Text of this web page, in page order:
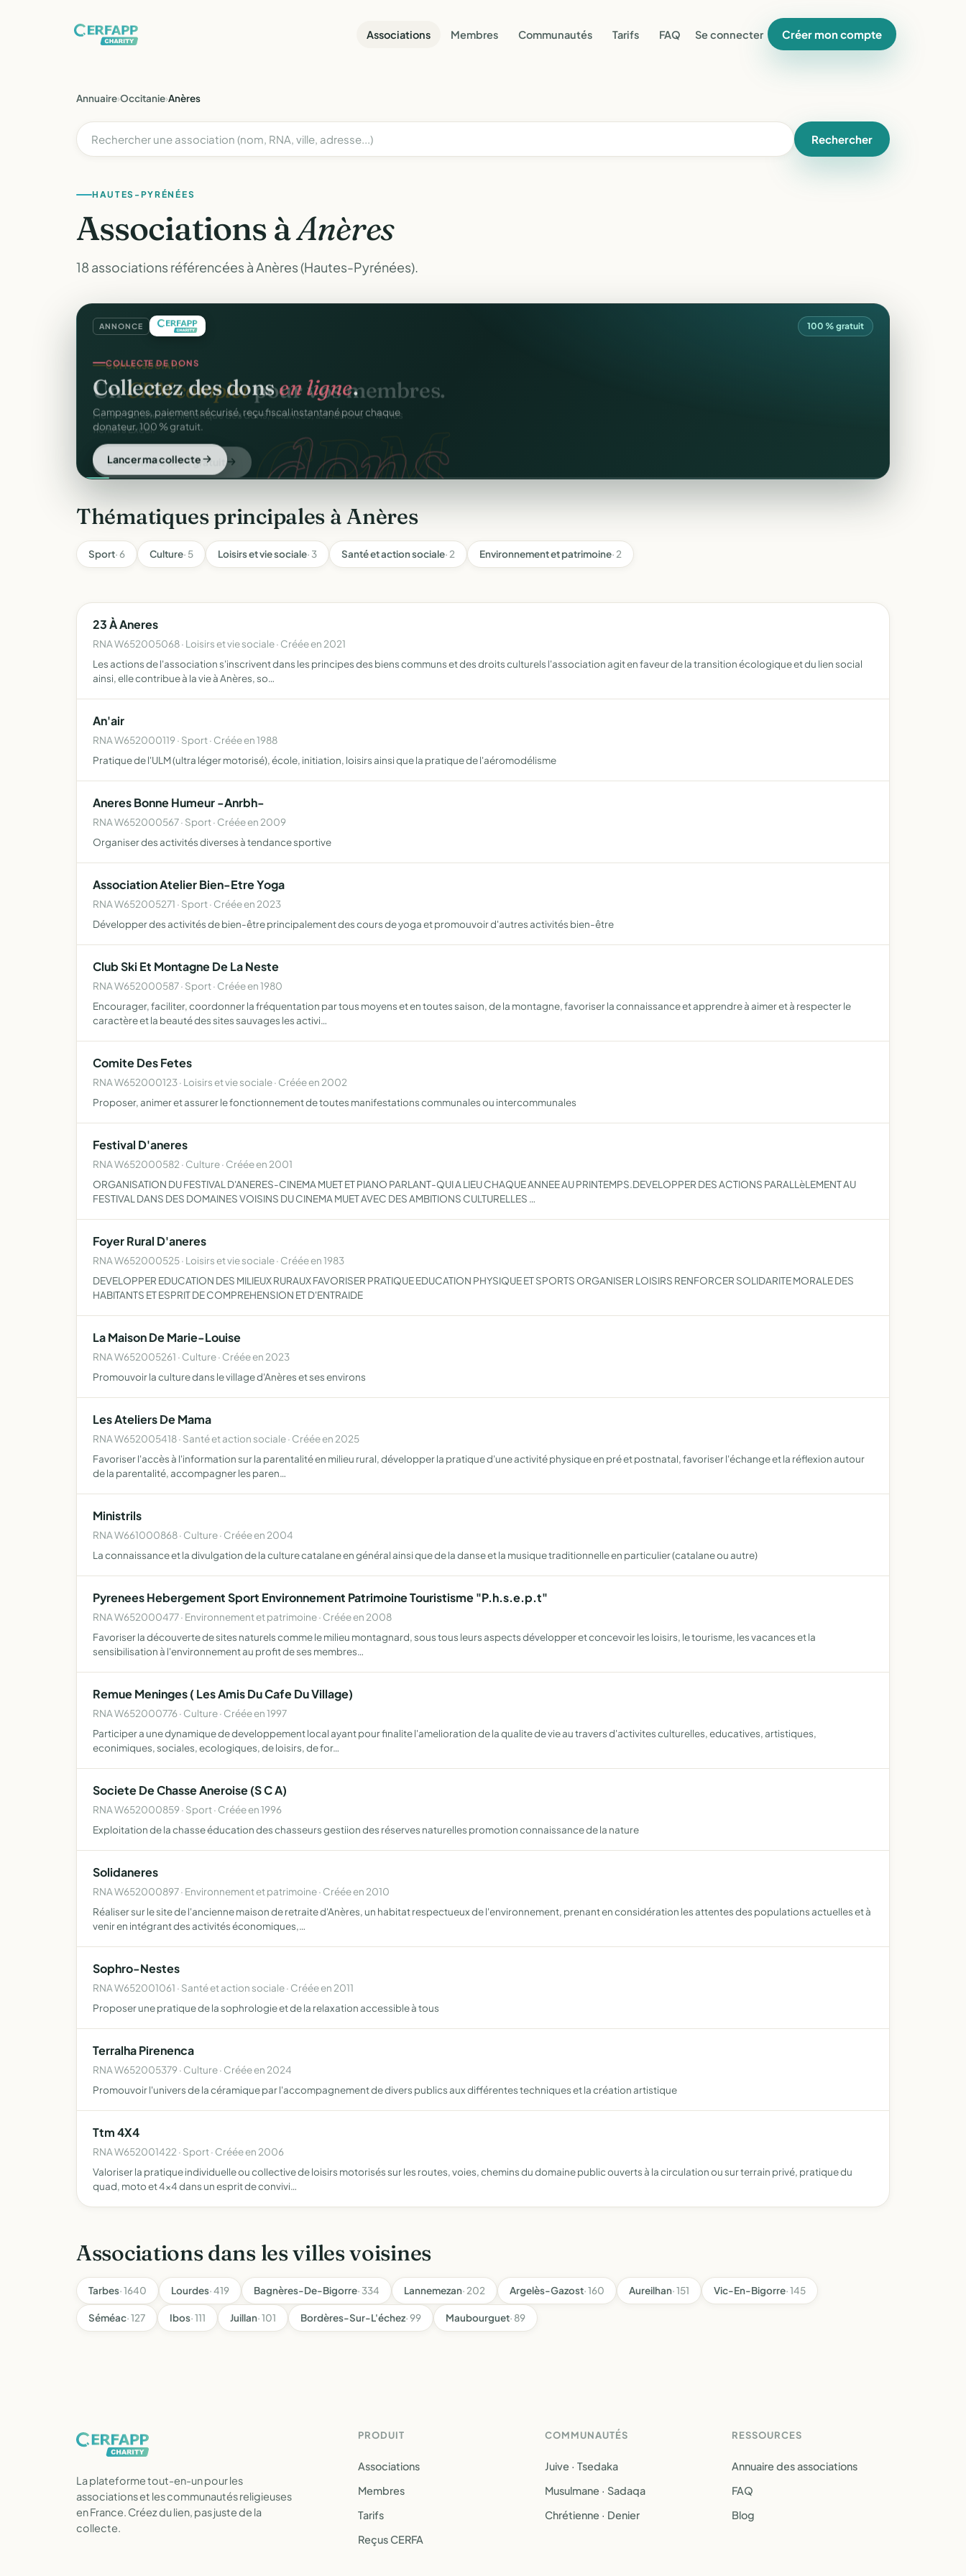
Associations Membres Communautés Tarifs FAQ Se connecter Créer mon compte
Annuaire›Occitanie›Anères
Rechercher
HAUTES-PYRÉNÉES
Associations àAnères
18 associations référencées à Anères (Hautes-Pyrénées).
ANNONCE 100 % gratuit
dons.
COLLECTE DE DONS
Collectez des donsen ligne.
Campagnes, paiement sécurisé, reçu fiscal instantané pour chaque
donateur. 100 % gratuit.
Lancer ma collecte
Thématiques principales à Anères
Sport· 6 Culture· 5 Loisirs et vie sociale· 3 Santé et action sociale· 2 Environnement et patrimoine· 2
23 À Aneres
RNA W652005068 · Loisirs et vie sociale · Créée en 2021
Les actions de l'association s'inscrivent dans les principes des biens communs et des droits culturels l'association agit en faveur de la transition écologique et du lien social
ainsi, elle contribue à la vie à Anères, so…
An'air
RNA W652000119 · Sport · Créée en 1988
Pratique de l'ULM (ultra léger motorisé), école, initiation, loisirs ainsi que la pratique de l'aéromodélisme
Aneres Bonne Humeur -Anrbh-
RNA W652000567 · Sport · Créée en 2009
Organiser des activités diverses à tendance sportive
Association Atelier Bien-Etre Yoga
RNA W652005271 · Sport · Créée en 2023
Développer des activités de bien-être principalement des cours de yoga et promouvoir d'autres activités bien-être
Club Ski Et Montagne De La Neste
RNA W652000587 · Sport · Créée en 1980
Encourager, faciliter, coordonner la fréquentation par tous moyens et en toutes saison, de la montagne, favoriser la connaissance et apprendre à aimer et à respecter le
caractère et la beauté des sites sauvages les activi…
Comite Des Fetes
RNA W652000123 · Loisirs et vie sociale · Créée en 2002
Proposer, animer et assurer le fonctionnement de toutes manifestations communales ou intercommunales
Festival D'aneres
RNA W652000582 · Culture · Créée en 2001
ORGANISATION DU FESTIVAL D'ANERES-CINEMA MUET ET PIANO PARLANT-QUI A LIEU CHAQUE ANNEE AU PRINTEMPS.DEVELOPPER DES ACTIONS PARALLèLEMENT AU
FESTIVAL DANS DES DOMAINES VOISINS DU CINEMA MUET AVEC DES AMBITIONS CULTURELLES …
Foyer Rural D'aneres
RNA W652000525 · Loisirs et vie sociale · Créée en 1983
DEVELOPPER EDUCATION DES MILIEUX RURAUX FAVORISER PRATIQUE EDUCATION PHYSIQUE ET SPORTS ORGANISER LOISIRS RENFORCER SOLIDARITE MORALE DES
HABITANTS ET ESPRIT DE COMPREHENSION ET D'ENTRAIDE
La Maison De Marie-Louise
RNA W652005261 · Culture · Créée en 2023
Promouvoir la culture dans le village d'Anères et ses environs
Les Ateliers De Mama
RNA W652005418 · Santé et action sociale · Créée en 2025
Favoriser l'accès à l'information sur la parentalité en milieu rural, développer la pratique d'une activité physique en pré et postnatal, favoriser l'échange et la réflexion autour
de la parentalité, accompagner les paren…
Ministrils
RNA W661000868 · Culture · Créée en 2004
La connaissance et la divulgation de la culture catalane en général ainsi que de la danse et la musique traditionnelle en particulier (catalane ou autre)
Pyrenees Hebergement Sport Environnement Patrimoine Touristisme "P.h.s.e.p.t"
RNA W652000477 · Environnement et patrimoine · Créée en 2008
Favoriser la découverte de sites naturels comme le milieu montagnard, sous tous leurs aspects développer et concevoir les loisirs, le tourisme, les vacances et la
sensibilisation à l'environnement au profit de ses membres…
Remue Meninges ( Les Amis Du Cafe Du Village)
RNA W652000776 · Culture · Créée en 1997
Participer a une dynamique de developpement local ayant pour finalite l'amelioration de la qualite de vie au travers d'activites culturelles, educatives, artistiques,
econimiques, sociales, ecologiques, de loisirs, de for…
Societe De Chasse Aneroise (S C A)
RNA W652000859 · Sport · Créée en 1996
Exploitation de la chasse éducation des chasseurs gestiion des réserves naturelles promotion connaissance de la nature
Solidaneres
RNA W652000897 · Environnement et patrimoine · Créée en 2010
Réaliser sur le site de l'ancienne maison de retraite d'Anères, un habitat respectueux de l'environnement, prenant en considération les attentes des populations actuelles et à
venir en intégrant des activités économiques,…
Sophro-Nestes
RNA W652001061 · Santé et action sociale · Créée en 2011
Proposer une pratique de la sophrologie et de la relaxation accessible à tous
Terralha Pirenenca
RNA W652005379 · Culture · Créée en 2024
Promouvoir l'univers de la céramique par l'accompagnement de divers publics aux différentes techniques et la création artistique
Ttm 4X4
RNA W652001422 · Sport · Créée en 2006
Valoriser la pratique individuelle ou collective de loisirs motorisés sur les routes, voies, chemins du domaine public ouverts à la circulation ou sur terrain privé, pratique du
quad, moto et 4x4 dans un esprit de convivi…
Associations dans les villes voisines
Tarbes· 1640 Lourdes· 419 Bagnères-De-Bigorre· 334 Lannemezan· 202 Argelès-Gazost· 160 Aureilhan· 151 Vic-En-Bigorre· 145
Séméac· 127 Ibos· 111 Juillan· 101 Bordères-Sur-L'échez· 99 Maubourguet· 89
La plateforme tout-en-un pour les
associations et les communautés religieuses
en France. Créez du lien, pas juste de la
collecte.
PRODUIT
Associations
Membres
Tarifs
Reçus CERFA
COMMUNAUTÉS
Juive · Tsedaka
Musulmane · Sadaqa
Chrétienne · Denier
RESSOURCES
Annuaire des associations
FAQ
Blog